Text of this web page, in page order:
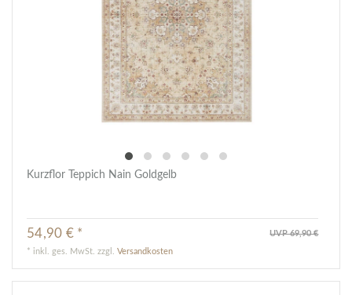
Kurzflor Teppich Nain Goldgelb
UVP 69,90 €
54,90 € *
* inkl. ges. MwSt. zzgl.Versandkosten